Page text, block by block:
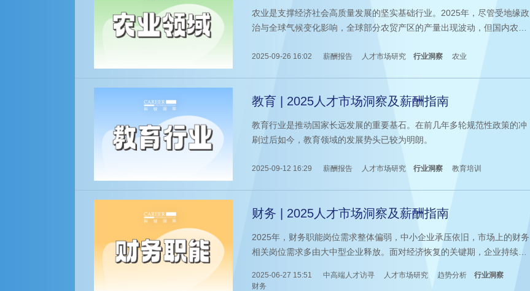
农业是支撑经济社会高质量发展的坚实基础行业。2025年，尽管受地缘政
治与全球气候变化影响，全球部分农贸产区的产量出现波动，但国内农业
展提供了有力保障。
2025-09-26 16:02 薪酬报告 人才市场研究 行业洞察 农业
教育 | 2025人才市场洞察及薪酬指南
教育行业是推动国家长远发展的重要基石。在前几年多轮规范性政策的冲
刷过后如今，教育领域的发展势头已较为明朗。
2025-09-12 16:29 薪酬报告 人才市场研究 行业洞察 教育培训
财务 | 2025人才市场洞察及薪酬指南
2025年，财务职能岗位需求整体偏弱，中小企业承压依旧，市场上的财务
相关岗位需求多由大中型企业释放。面对经济恢复的关键期，企业持续内
也加快向海外寻找新的发展蓝图。受企业战略推动，财务部分细分职能仍
2025-06-27 15:51 中高端人才访寻 人才市场研究 趋势分析
行业洞察
财务